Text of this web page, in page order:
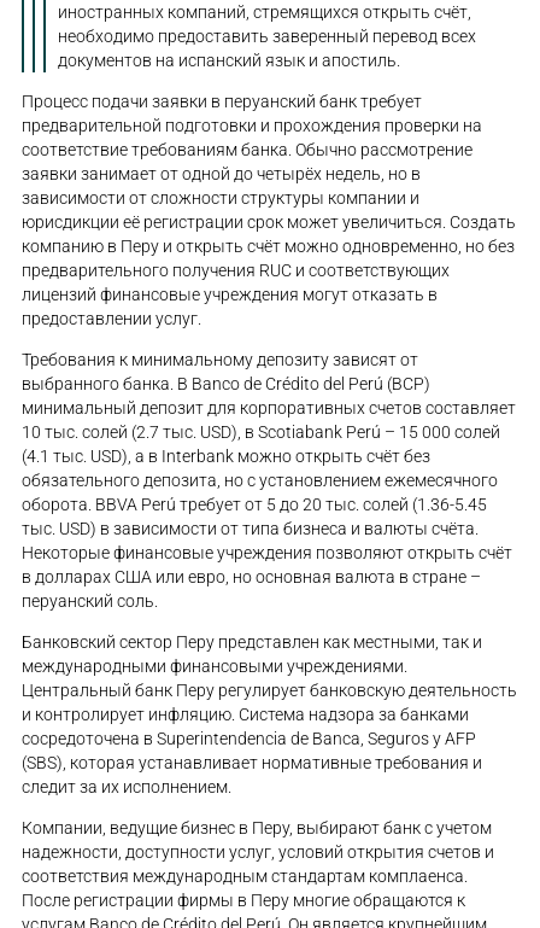
иностранных компаний, стремящихся открыть счёт,
необходимо предоставить заверенный перевод всех
документов на испанский язык и апостиль.
Процесс подачи заявки в перуанский банк требует
предварительной подготовки и прохождения проверки на
соответствие требованиям банка. Обычно рассмотрение
заявки занимает от одной до четырёх недель, но в
зависимости от сложности структуры компании и
юрисдикции её регистрации срок может увеличиться. Создать
компанию в Перу и открыть счёт можно одновременно, но без
предварительного получения RUC и соответствующих
лицензий финансовые учреждения могут отказать в
предоставлении услуг.
Требования к минимальному депозиту зависят от
выбранного банка. В Banco de Crédito del Perú (BCP)
минимальный депозит для корпоративных счетов составляет
10 тыс. солей (2.7 тыс. USD), в Scotiabank Perú – 15 000 солей
(4.1 тыс. USD), а в Interbank можно открыть счёт без
обязательного депозита, но с установлением ежемесячного
оборота. BBVA Perú требует от 5 до 20 тыс. солей (1.36-5.45
тыс. USD) в зависимости от типа бизнеса и валюты счёта.
Некоторые финансовые учреждения позволяют открыть счёт
в долларах США или евро, но основная валюта в стране –
перуанский соль.
Банковский сектор Перу представлен как местными, так и
международными финансовыми учреждениями.
Центральный банк Перу регулирует банковскую деятельность
и контролирует инфляцию. Система надзора за банками
сосредоточена в Superintendencia de Banca, Seguros y AFP
(SBS), которая устанавливает нормативные требования и
следит за их исполнением.
Компании, ведущие бизнес в Перу, выбирают банк с учетом
надежности, доступности услуг, условий открытия счетов и
соответствия международным стандартам комплаенса.
После регистрации фирмы в Перу многие обращаются к
услугам Banco de Crédito del Perú. Он является крупнейшим